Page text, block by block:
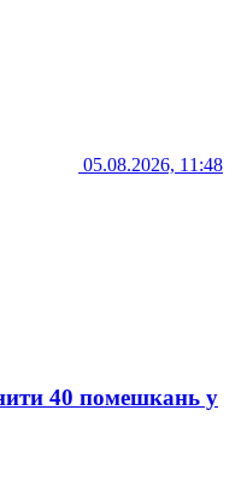
05.08.2026, 11:48
40 помешкань у